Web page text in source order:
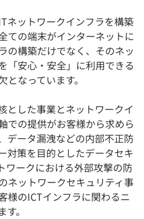
ネットワークインフラを構築
ての端末がインターネットに
の構築だけでなく、そのネッ
「安心・安全」に利用できる
なっています。
とした事業とネットワークイ
での提供がお客様から求めら
データ漏洩などの内部不正防
対策を目的としたデータセキ
ワークにおける外部攻撃の防
ネットワークセキュリティ事
様のICTインフラに関わるニ
。